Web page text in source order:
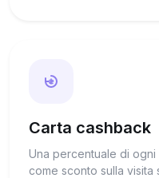
Carta cashback
Una percentuale di
come sconto sulla visita